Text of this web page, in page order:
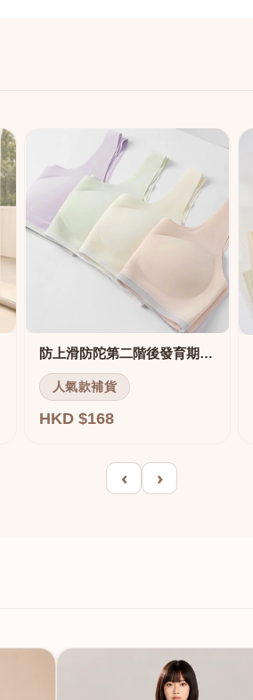
防上滑防陀第二階後發育期內衣
人氣款補貨
HKD $168
‹ ›